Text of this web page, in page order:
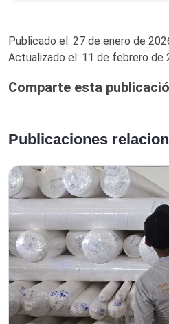
Publicado el: 27 de enero de
Actualizado el: 11 de febrero de
Comparte esta
Publicaciones